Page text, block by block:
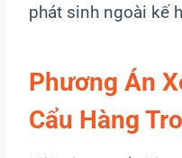
phát sinh ngoài kế
Phương Án
Cẩu Hàng